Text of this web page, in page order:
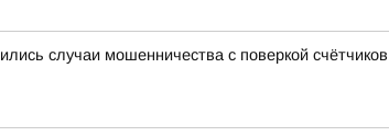
случаи мошенничества с поверкой